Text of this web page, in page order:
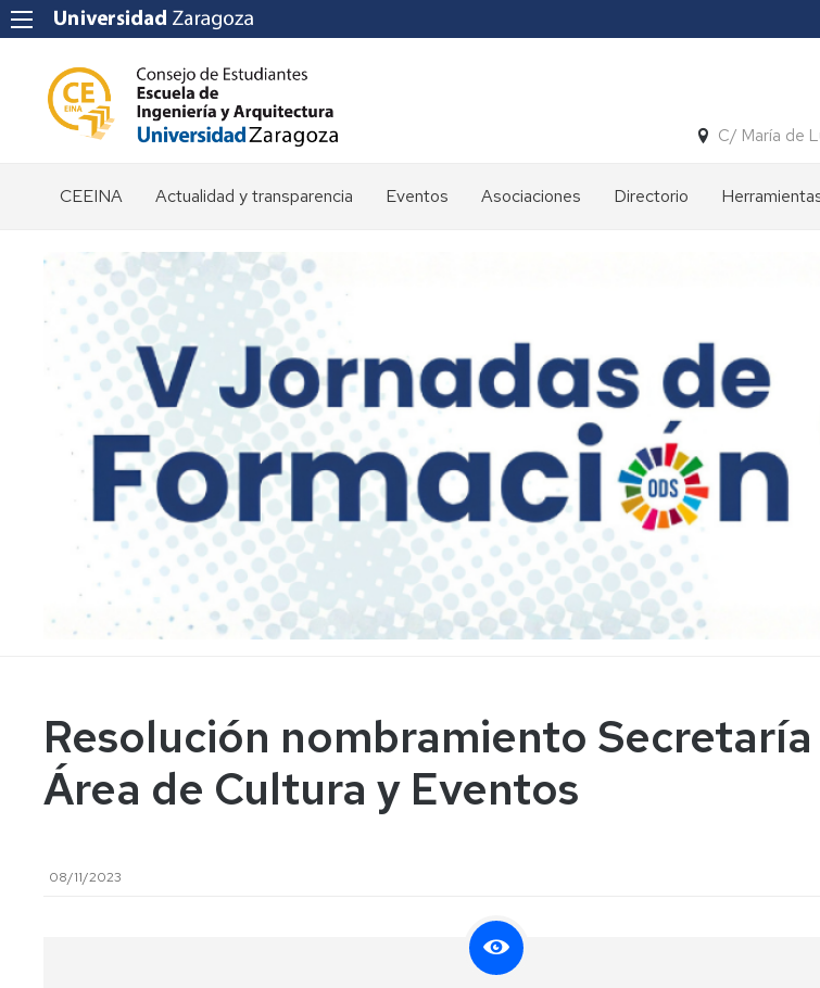
C/ María de
CEEINA
de
Estudiantes
Identidad
corporativa
Horarios
Organización
Representación
externa
Entidades
colaboradoras
Actualidad y transparencia
Noticias
Resoluciones
Convocatorias
Posicionamientos
Licitaciones
Eventos Asociaciones Directorio
Resolución nombramiento
Área de Cultura y Eventos
08/11/2023